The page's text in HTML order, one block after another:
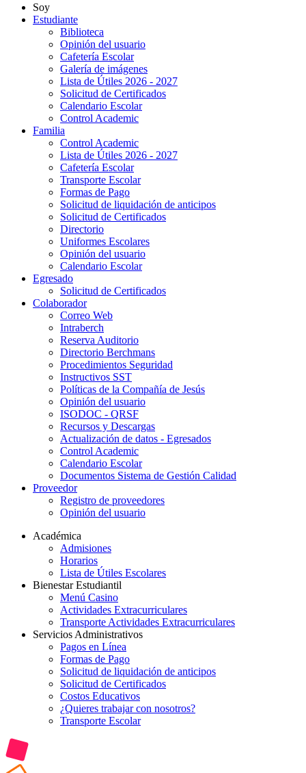
Soy
Estudiante
Biblioteca
Opinión del usuario
Cafetería Escolar
Galería de imágenes
Lista de Útiles 2026 - 2027
Solicitud de Certificados
Calendario Escolar
Control Academic
Familia
Control Academic
Lista de Útiles 2026 - 2027
Cafetería Escolar
Transporte Escolar
Formas de Pago
Solicitud de liquidación de anticipos
Solicitud de Certificados
Directorio
Uniformes Escolares
Opinión del usuario
Calendario Escolar
Egresado
Solicitud de Certificados
Colaborador
Correo Web
Intraberch
Reserva Auditorio
Directorio Berchmans
Procedimientos Seguridad
Instructivos SST
Políticas de la Compañía de Jesús
Opinión del usuario
ISODOC - QRSF
Recursos y Descargas
Actualización de datos - Egresados
Control Academic
Calendario Escolar
Documentos Sistema de Gestión Calidad
Proveedor
Registro de proveedores
Opinión del usuario
Académica
Admisiones
Horarios
Lista de Útiles Escolares
Bienestar Estudiantil
Menú Casino
Actividades Extracurriculares
Transporte Actividades Extracurriculares
Servicios Administrativos
Pagos en Línea
Formas de Pago
Solicitud de liquidación de anticipos
Solicitud de Certificados
Costos Educativos
¿Quieres trabajar con nosotros?
Transporte Escolar